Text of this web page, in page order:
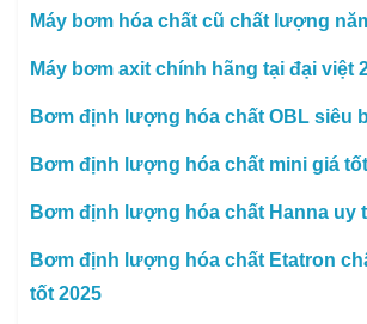
Máy bơm hóa chất cũ chất lượng
Máy bơm axit chính hãng tại đại việt
Bơm định lượng hóa chất OBL siêu
Bơm định lượng hóa chất mini giá
Bơm định lượng hóa chất Hanna uy
Bơm định lượng hóa chất Etatron
tốt 2025